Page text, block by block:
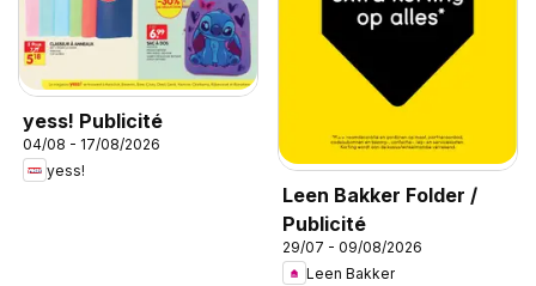
yess! Publicité
04/08 - 17/08/2026
yess!
Leen Bakker Folder /
Publicité
29/07 - 09/08/2026
Leen Bakker